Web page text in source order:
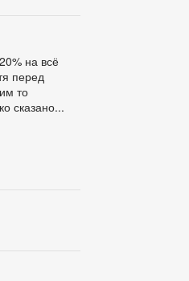
на всё
перед
то
сказано...